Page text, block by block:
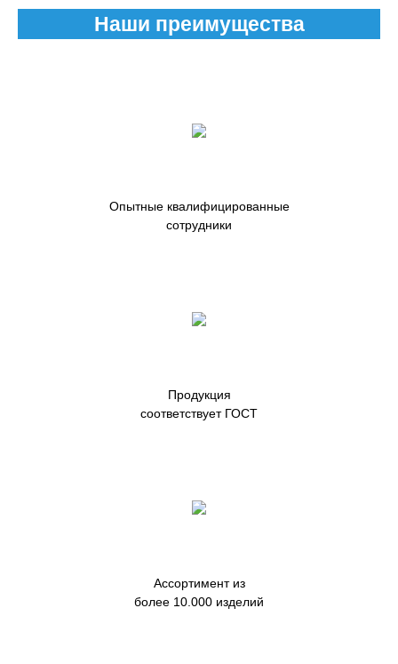
Наши преимущества
Опытные квалифицированные
сотрудники
Продукция
соответствует ГОСТ
Ассортимент из
более 10.000 изделий